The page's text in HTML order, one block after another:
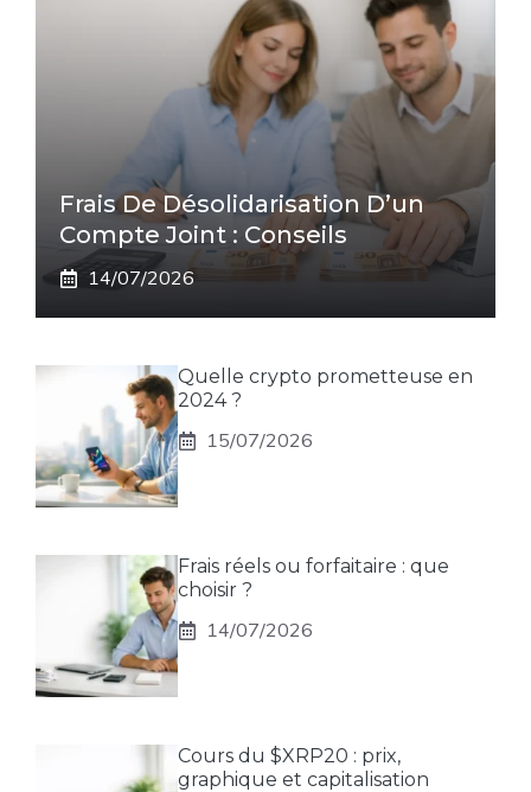
Frais De Désolidarisation D’un
Compte Joint : Conseils
14/07/2026
Quelle crypto prometteuse en
2024 ?
15/07/2026
Frais réels ou forfaitaire : que
choisir ?
14/07/2026
Cours du $XRP20 : prix,
graphique et capitalisation